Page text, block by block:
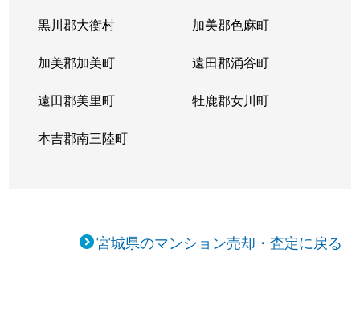
黒川郡大衡村 加美郡色麻町
加美郡加美町 遠田郡涌谷町
遠田郡美里町 牡鹿郡女川町
本吉郡南三陸町
宮城県のマンション売却・査定に戻る